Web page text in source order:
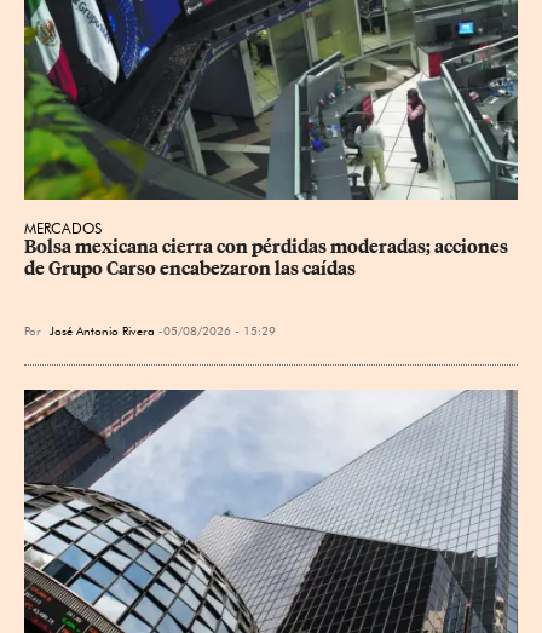
MERCADOS
Bolsa mexicana cierra con pérdidas moderadas; acciones
de Grupo Carso encabezaron las caídas
Por José Antonio Rivera 05/08/2026 - 15:29